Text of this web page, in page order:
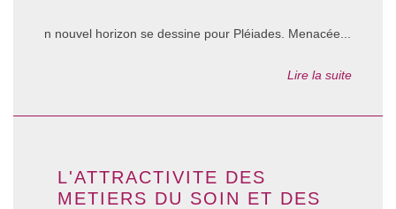
n nouvel horizon se dessine pour Pléiades. Menacée...
Lire la suite
L'ATTRACTIVITE DES
METIERS DU SOIN ET DES